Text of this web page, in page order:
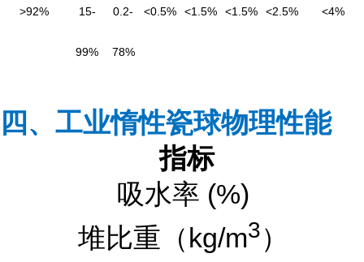
>92% 15-
99%
0.2-
78%
<0.5% <1.5% <1.5% <2.5% <4%
四、工业惰性瓷球物理性能
指标
吸水率 (%)
堆比重（kg/m3）